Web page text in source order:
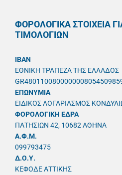
ΦΟΡΟΛΟΓΙΚΑ ΣΤΟΙΧΕΙΑ
ΤΙΜΟΛΟΓΙΩΝ
IBAN
ΕΘΝΙΚΗ ΤΡΑΠΕΖΑ ΤΗΣ ΕΛΛΑΔΟΣ
ΕΠΩΝΥΜΙΑ
ΕΙΔΙΚΟΣ ΛΟΓΑΡΙΑΣΜΟΣ
ΦΟΡΟΛΟΓΙΚΗ ΕΔΡΑ
ΠΑΤΗΣΙΩΝ 42, 10682 ΑΘΗΝΑ
A.Φ.Μ.
099793475
Δ.Ο.Υ.
ΚΕΦΟΔΕ ΑΤΤΙΚΗΣ